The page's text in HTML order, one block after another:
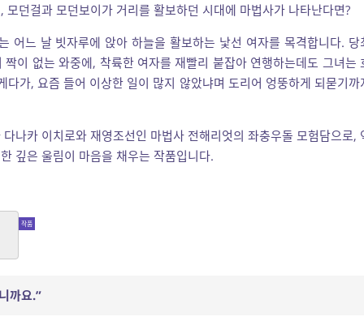
던걸과 모던보이가 거리를 활보하던 시대에 마법사가 나타난다면?
어느 날 빗자루에 앉아 하늘을 활보하는 낯선 여자를 목격합니다. 당
이 없는 와중에, 착륙한 여자를 재빨리 붙잡아 연행하는데도 그녀는
가, 요즘 들어 이상한 일이 많지 않았냐며 도리어 엉뚱하게 되묻기까
나카 이치로와 재영조선인 마법사 전해리엇의 좌충우돌 모험담으로,
깊은 울림이 마음을 채우는 작품입니다.
까요.”